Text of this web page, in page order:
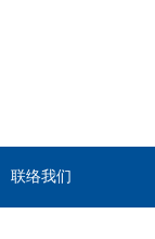
联络我们